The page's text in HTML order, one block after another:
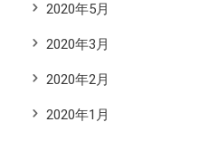
2020年5月
2020年3月
2020年2月
2020年1月